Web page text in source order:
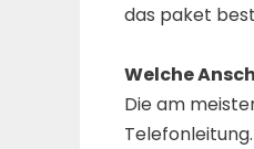
das paket
Welche
Die am